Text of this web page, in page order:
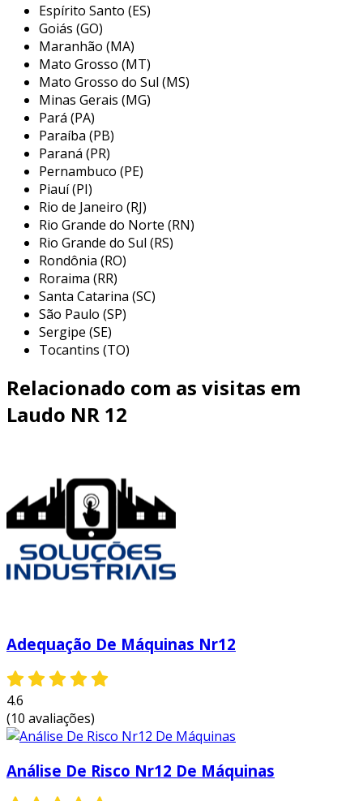
conformidade.
importância do laudo de nr 12
o laudo de nr 12 é fundamental para assegurar
que máquinas e equipamentos ofereçam um
ambiente de trabalho seguro para os
colaboradores. além disso, ele é um requisito
legal que protege as empresas de possíveis
ações judiciais e autuações por órgãos de
fiscalização. ao cumprir as normas
estabelecidas, as empresas demonstram
compromisso com a segurança e o bem-estar
de seus funcionários.
outra importância do laudo de nr 12 é a
identificação de riscos e a implementação de
medidas corretivas ou preventivas. isso não
apenas minimiza acidentes, mas também pode
aumentar a produtividade e a eficácia
operacional, uma vez que um ambiente de
trabalho seguro resulta em menos
interrupções e um melhor desempenho dos
um laudo de nr 12 adequado deve incluir uma
série de elementos essenciais para garantir sua
eficácia e validade. entre os principais
componentes, podemos destacar:
especificações técnicas, funcionalidades e
áreas de operação.
riscos potenciais associados ao uso das
máquinas, incluindo riscos mecânicos,
ações corretivas:proposta de medidas
Espírito Santo (ES)
Goiás (GO)
Maranhão (MA)
Mato Grosso (MT)
Mato Grosso do Sul (MS)
Minas Gerais (MG)
Pará (PA)
Paraíba (PB)
Paraná (PR)
Pernambuco (PE)
Piauí (PI)
Rio de Janeiro (RJ)
Rio Grande do Norte (RN)
Rio Grande do Sul (RS)
Rondônia (RO)
Roraima (RR)
Santa Catarina (SC)
São Paulo (SP)
Sergipe (SE)
Tocantins (TO)
Relacionado com as visitas em
Laudo NR 12
Adequação De Máquinas Nr12
4.6
(10 avaliações)
Análise De Risco Nr12 De Máquinas